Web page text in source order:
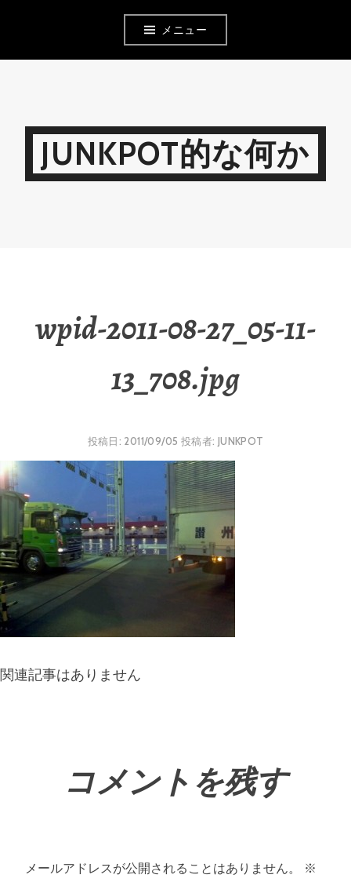
メニュー
JUNKPOT的な何か
wpid-2011-08-27_05-11-
13_708.jpg
投稿日: 2011/09/05 投稿者: JUNKPOT
関連記事はありません
コメントを残す
メールアドレスが公開されることはありません。
※